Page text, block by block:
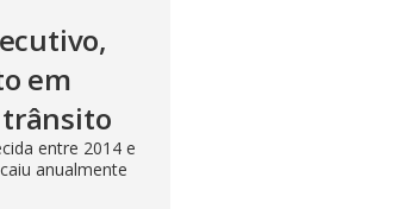
em
entre 2014 e
anualmente